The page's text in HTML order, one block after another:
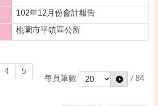
102年12月份會計報告
桃園市平鎮區公所
4
5
每頁筆數
/ 84